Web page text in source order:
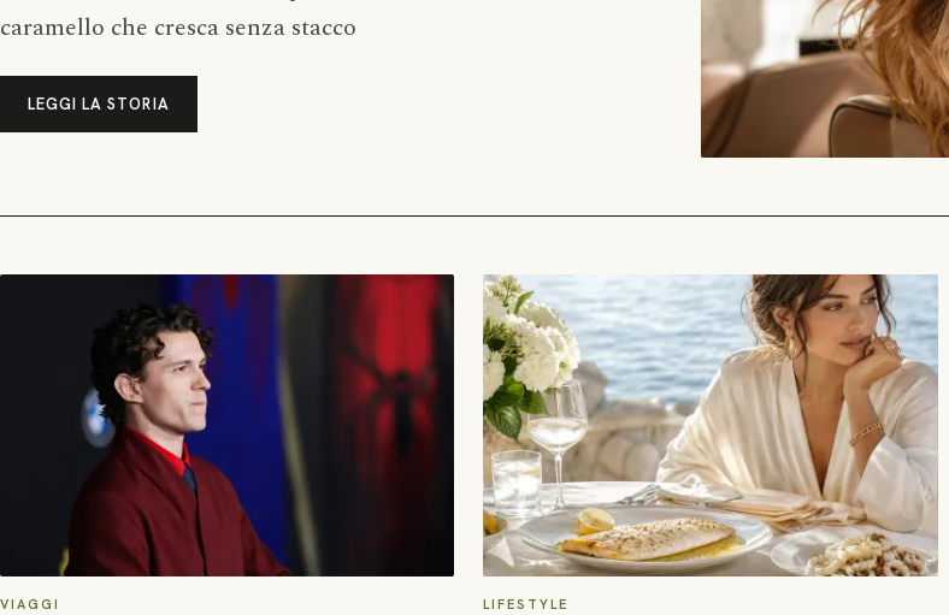
caramello che cresca senza stacco
LEGGI LA STORIA
VIAGGI LIFESTYLE